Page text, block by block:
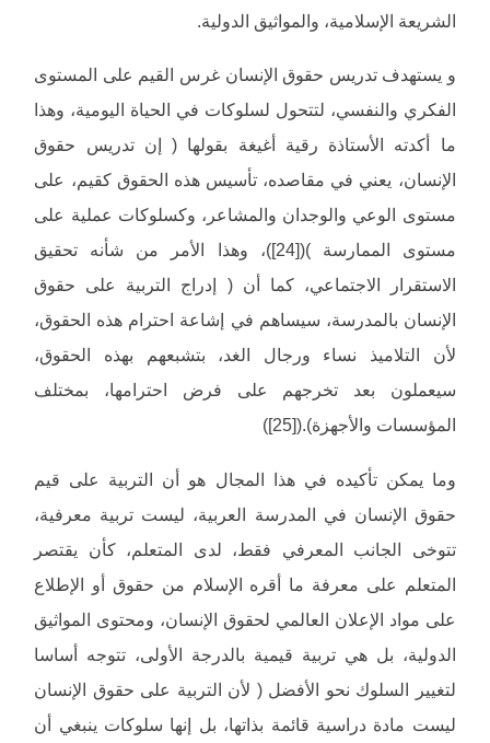
الشريعة الإسلامية، والمواثيق الدولية.
و يستهدف تدريس حقوق الإنسان غرس القيم على المستوى
الفكري والنفسي، لتتحول لسلوكات في الحياة اليومية، وهذا
ما أكدته الأستاذة رقية أغيغة بقولها ( إن تدريس حقوق
الإنسان، يعني في مقاصده، تأسيس هذه الحقوق كقيم، على
مستوى الوعي والوجدان والمشاعر، وكسلوكات عملية على
مستوى الممارسة )([24])، وهذا الأمر من شأنه تحقيق
الاستقرار الاجتماعي، كما أن ( إدراج التربية على حقوق
الإنسان بالمدرسة، سيساهم في إشاعة احترام هذه الحقوق،
لأن التلاميذ نساء ورجال الغد، بتشبعهم بهذه الحقوق،
سيعملون بعد تخرجهم على فرض احترامها، بمختلف
المؤسسات والأجهزة).([25])
وما يمكن تأكيده في هذا المجال هو أن التربية على قيم
حقوق الإنسان في المدرسة العربية، ليست تربية معرفية،
تتوخى الجانب المعرفي فقط، لدى المتعلم، كأن يقتصر
المتعلم على معرفة ما أقره الإسلام من حقوق أو الإطلاع
على مواد الإعلان العالمي لحقوق الإنسان، ومحتوى المواثيق
الدولية، بل هي تربية قيمية بالدرجة الأولى، تتوجه أساسا
لتغيير السلوك نحو الأفضل ( لأن التربية على حقوق الإنسان
ليست مادة دراسية قائمة بذاتها، بل إنها سلوكات ينبغي أن